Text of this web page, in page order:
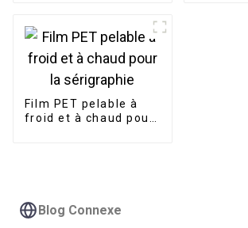
Film PET pelable à
froid et à chaud pour
Blog Connexe